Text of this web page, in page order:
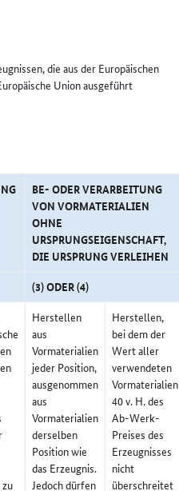
die aus der Europäischen
Union ausgeführt
BE- ODER VERARBEITUNG
VON VORMATERIALIEN
OHNE
URSPRUNGSEIGENSCHAFT,
DIE URSPRUNG VERLEIHEN
(3) ODER (4)
Herstellen
aus
Vormaterialien
jeder Position,
ausgenommen
aus
Vormaterialien
derselben
Position wie
das Erzeugnis.
Jedoch dürfen
Herstellen,
bei dem der
Wert aller
verwendeten
Vormaterialien
40 v. H. des
Ab-Werk-
Preises des
Erzeugnisses
nicht
überschreitet